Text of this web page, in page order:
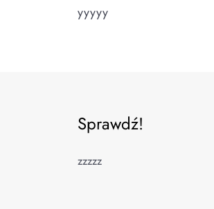
yyyyy
Sprawdź!
zzzzz